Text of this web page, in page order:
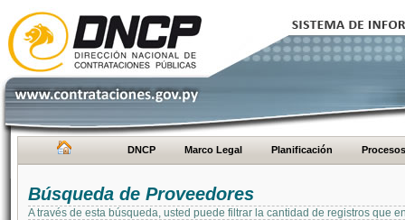
DNCP Marco Legal Planificación Procesos
Búsqueda de Proveedores
A través de esta búsqueda, usted puede filtrar la cantidad de registros que